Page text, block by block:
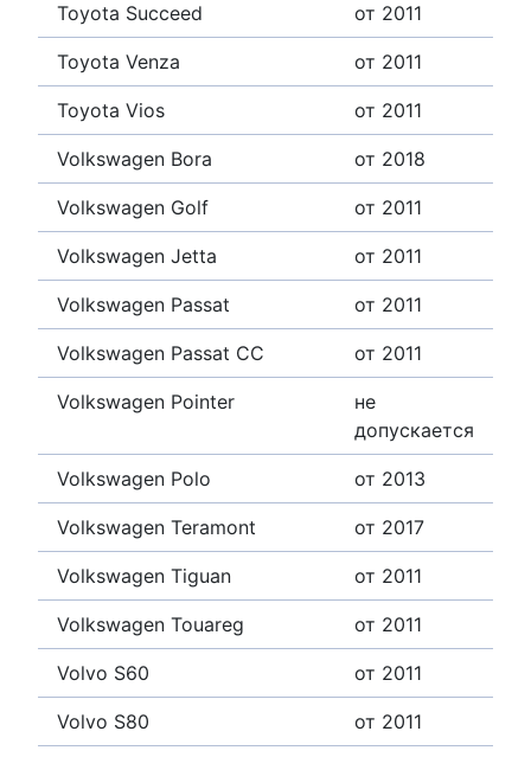
Toyota Succeed от 2011
Toyota Venza от 2011
Toyota Vios от 2011
Volkswagen Bora от 2018
Volkswagen Golf от 2011
Volkswagen Jetta от 2011
Volkswagen Passat от 2011
Volkswagen Passat CC от 2011
Volkswagen Pointer
не
допускается
Volkswagen Polo от 2013
Volkswagen Teramont от 2017
Volkswagen Tiguan от 2011
Volkswagen Touareg от 2011
Volvo S60 от 2011
Volvo S80 от 2011